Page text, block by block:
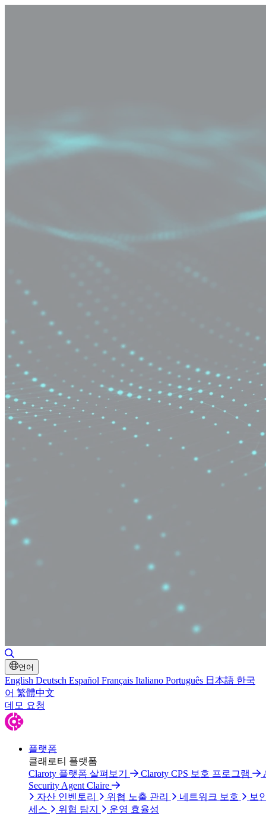
언어
English Deutsch Español Français Italiano Português 日本語 한국
어 繁體中文
데모 요청
플랫폼
클래로티 플랫폼
Claroty 플랫폼 살펴보기
Claroty CPS 보호 프로그램
Security Agent Claire
자산 인벤토리
위협 노출 관리 네트워크 보호
보
세스
위협 탐지
운영 효율성